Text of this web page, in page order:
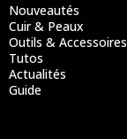
Nouveautés
Cuir & Peaux
Outils & Accessoires
Tutos
Actualités
Guide